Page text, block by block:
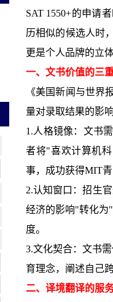
SAT 1550+的申请
历相似的候选人时
更是个人品牌的立
一、文书价值的三
《美国新闻与世界
量对录取结果的影
1.人格镜像：文书
者将"喜欢计算机
事，成功获得MIT
2.认知窗口：招生
经济的影响"转化为
度。
3.文化契合：文书
育理念，阐述自己
二、译境翻译的服